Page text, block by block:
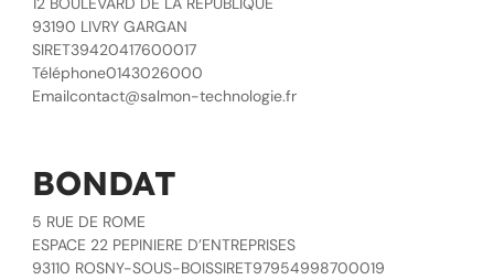
93190 LIVRY GARGAN
SIRET39420417600017
Téléphone0143026000
Emailcontact@salmon-technologie.fr
BONDAT
5 RUE DE ROME
ESPACE 22 PEPINIERE D’ENTREPRISES
93110 ROSNY-SOUS-BOISSIRET97954998700019